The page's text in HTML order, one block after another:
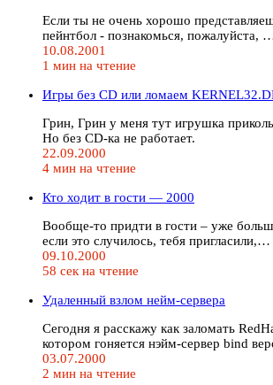
Если ты не очень хорошо
пейнтбол - познакомься, пожалуйста,
10.08.2001
1 мин на чтение
Игры без CD или ломаем
Грин, Грин у меня тут игрушка
Но без CD-ка не работает.
22.09.2000
4 мин на чтение
Кто ходит в гости — 2000
Вообще-то придти в гости – уже
если это случилось, тебя пригласили,…
09.10.2000
58 сек на чтение
Удаленный взлом нейм-сервера
Cегодня я расскажу как заломать
котором гоняется нэйм-сервер bind
03.07.2000
2 мин на чтение